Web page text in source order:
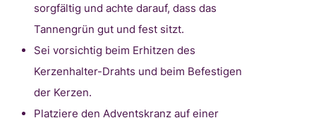
sorgfältig und achte darauf, dass das
Tannengrün gut und fest sitzt.
Sei vorsichtig beim Erhitzen des
Kerzenhalter-Drahts und beim Befestigen
der Kerzen.
Platziere den Adventskranz auf einer